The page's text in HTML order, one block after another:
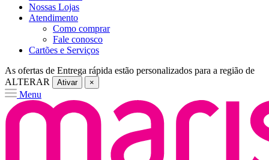
Nossas Lojas
Atendimento
Como comprar
Fale conosco
Cartões e Serviços
As ofertas de Entrega rápida estão personalizados para a região de
ALTERAR
Ativar ×
Menu